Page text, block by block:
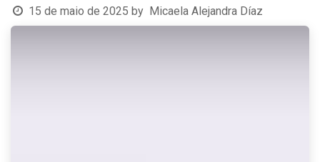
15 de maio de 2025 by Micaela Alejandra Díaz